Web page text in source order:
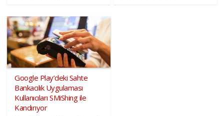
Google Play’deki Sahte
Bankacılık Uygulaması
Kullanıcıları SMiShing ile
Kandırıyor